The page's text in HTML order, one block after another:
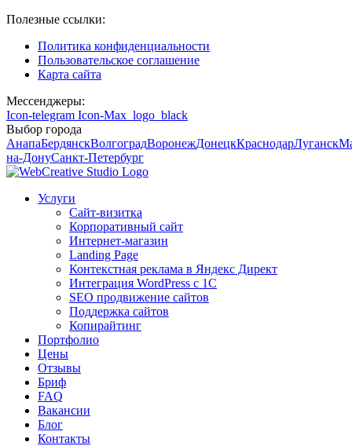
Полезные ссылки:
Политика конфиденциальности
Пользовательское соглашение
Карта сайта
Мессенджеры:
Icon-telegram Icon-Max_logo_black
Выбор города
АнапаБердянскВолгоградВоронежДонецкКраснодарЛуганск
на-ДонуСанкт-Петербург
Услуги
Сайт-визитка
Корпоративный сайт
Интернет-магазин
Landing Page
Контекстная реклама в Яндекс Директ
Интеграция WordPress c 1C
SEO продвижение сайтов
Поддержка сайтов
Копирайтинг
Портфолио
Цены
Отзывы
Бриф
FAQ
Вакансии
Блог
Контакты